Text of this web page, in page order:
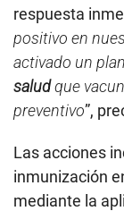
respuesta
positivo en
activado un
saludque
preventivo”,
Las acciones
inmunización
mediante la